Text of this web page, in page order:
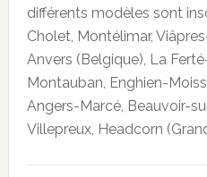
différents modèles sont
Cholet, Montélimar,
Anvers (Belgique), La
Montauban, Enghien-
Angers-Marcé, Beauvoir-
Villepreux, Headcorn